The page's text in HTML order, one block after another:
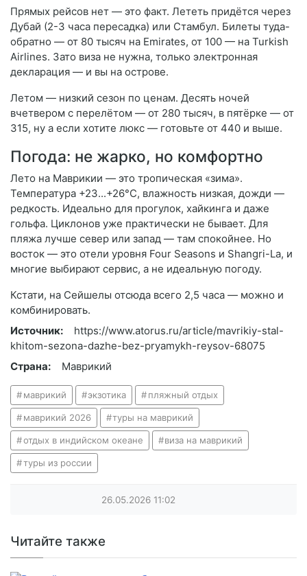
Прямых рейсов нет — это факт. Лететь придётся через
Дубай (2-3 часа пересадка) или Стамбул. Билеты туда-
обратно — от 80 тысяч на Emirates, от 100 — на Turkish
Airlines. Зато виза не нужна, только электронная
декларация — и вы на острове.
Летом — низкий сезон по ценам. Десять ночей
вчетвером с перелётом — от 280 тысяч, в пятёрке — от
315, ну а если хотите люкс — готовьте от 440 и выше.
Погода: не жарко, но комфортно
Лето на Маврикии — это тропическая «зима».
Температура +23...+26°C, влажность низкая, дожди —
редкость. Идеально для прогулок, хайкинга и даже
гольфа. Циклонов уже практически не бывает. Для
пляжа лучше север или запад — там спокойнее. Но
восток — это отели уровня Four Seasons и Shangri-La, и
многие выбирают сервис, а не идеальную погоду.
Кстати, на Сейшелы отсюда всего 2,5 часа — можно и
комбинировать.
Источник:
https://www.atorus.ru/article/mavrikiy-stal-
khitom-sezona-dazhe-bez-pryamykh-reysov-68075
Страна:
Маврикий
маврикий экзотика пляжный отдых
маврикий 2026 туры на маврикий
отдых в индийском океане виза на маврикий
туры из россии
26.05.2026 11:02
Читайте также